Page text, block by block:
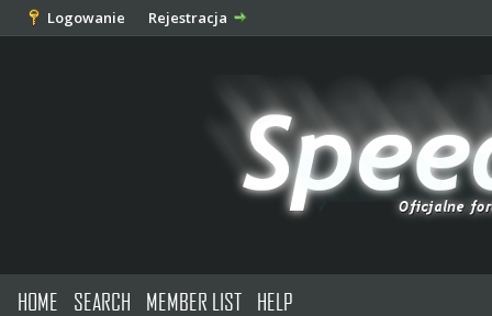
Logowanie Rejestracja
HOME SEARCH MEMBER LIST HELP